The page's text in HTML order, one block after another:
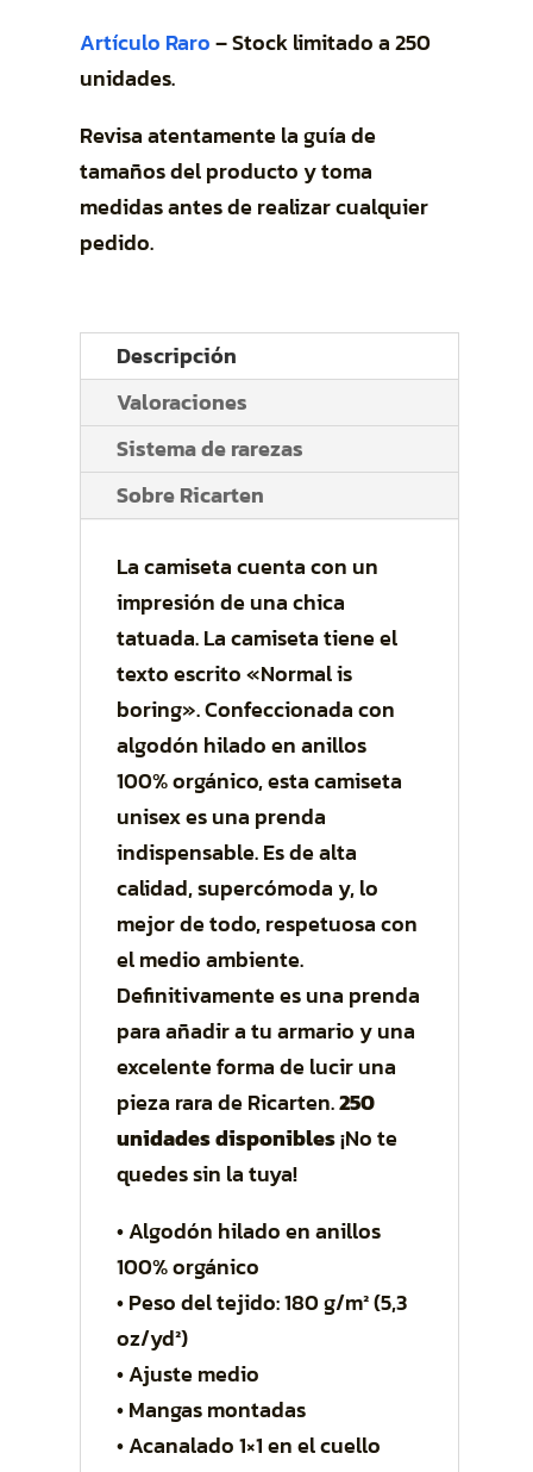
Artículo Raro– Stock limitado a 250
unidades.
Revisa atentamente la guía de
tamaños del producto y toma
medidas antes de realizar cualquier
pedido.
Descripción
Valoraciones
Sistema de rarezas
Sobre Ricarten
La camiseta cuenta con un
impresión de una chica
tatuada. La camiseta tiene el
texto escrito «Normal is
boring». Confeccionada con
algodón hilado en anillos
100% orgánico, esta camiseta
unisex es una prenda
indispensable. Es de alta
calidad, supercómoda y, lo
mejor de todo, respetuosa con
el medio ambiente.
Definitivamente es una prenda
para añadir a tu armario y una
excelente forma de lucir una
pieza rara de Ricarten.250
unidades disponibles¡No te
quedes sin la tuya!
• Algodón hilado en anillos
100% orgánico
• Peso del tejido: 180 g/m² (5,3
oz/yd²)
• Ajuste medio
• Mangas montadas
• Acanalado 1×1 en el cuello